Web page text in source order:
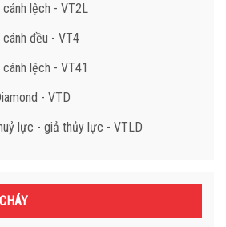
lệch - VT2L
đều - VT4
lệch - VT41
- VTD
lực - giả thủy lực - VTLD